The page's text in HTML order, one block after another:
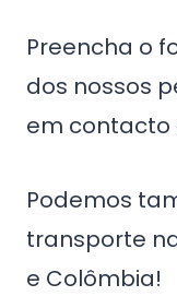
Preencha o
dos nossos
em contacto
Podemos
transporte
e Colômbia!